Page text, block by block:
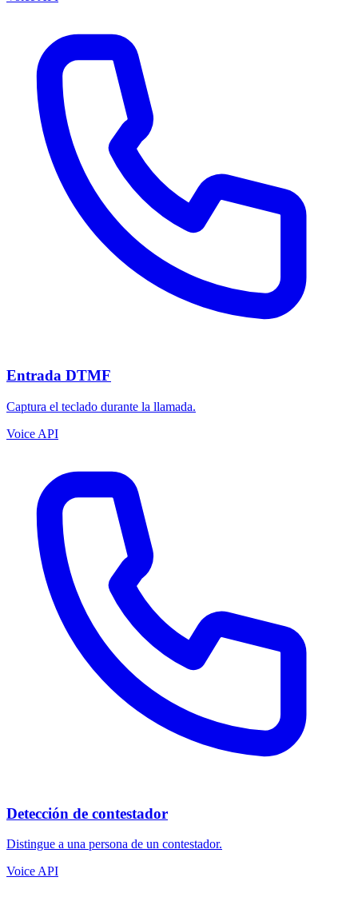
Entrada DTMF
Captura el teclado durante la llamada.
Voice API
Detección de contestador
Distingue a una persona de un contestador.
Voice API